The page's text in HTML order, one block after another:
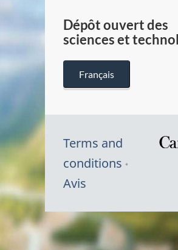
Dépôt ouvert des
sciences et
Français
Terms and
conditions
Avis